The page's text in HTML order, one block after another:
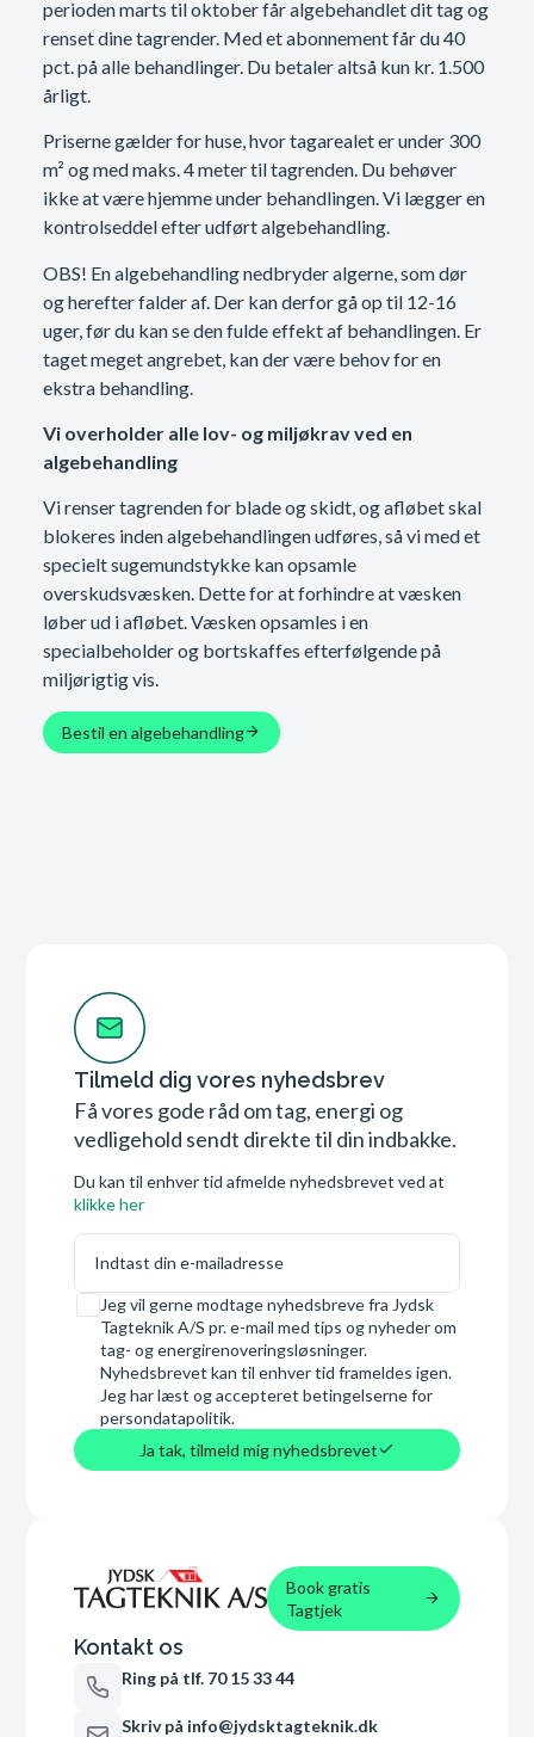
perioden marts til oktober får algebehandlet dit tag og
renset dine tagrender. Med et abonnement får du 40
pct. på alle behandlinger. Du betaler altså kun kr. 1.500
årligt.
Priserne gælder for huse, hvor tagarealet er under 300
m² og med maks. 4 meter til tagrenden. Du behøver
ikke at være hjemme under behandlingen. Vi lægger en
kontrolseddel efter udført algebehandling.
OBS! En algebehandling nedbryder algerne, som dør
og herefter falder af. Der kan derfor gå op til 12-16
uger, før du kan se den fulde effekt af behandlingen. Er
taget meget angrebet, kan der være behov for en
ekstra behandling.
Vi overholder alle lov- og miljøkrav ved en
algebehandling
Vi renser tagrenden for blade og skidt, og afløbet skal
blokeres inden algebehandlingen udføres, så vi med et
specielt sugemundstykke kan opsamle
overskudsvæsken. Dette for at forhindre at væsken
løber ud i afløbet. Væsken opsamles i en
specialbeholder og bortskaffes efterfølgende på
miljørigtig vis.
Bestil en algebehandling
Tilmeld dig vores nyhedsbrev
Få vores gode råd om tag, energi og
vedligehold sendt direkte til din indbakke.
Du kan til enhver tid afmelde nyhedsbrevet ved at
klikke her
E-mail
Samtykke
Jeg vil gerne modtage nyhedsbreve fra Jydsk
Tagteknik A/S pr. e-mail med tips og nyheder om
tag- og energirenoveringsløsninger.
Nyhedsbrevet kan til enhver tid frameldes igen.
Jeg har læst og accepteret betingelserne for
persondatapolitik.
Ja tak, tilmeld mig nyhedsbrevet
Book gratis
Tagtjek
Kontakt os
Ring på tlf. 70 15 33 44
Skriv på info@jydsktagteknik.dk